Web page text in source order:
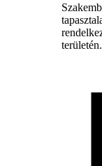
területén.